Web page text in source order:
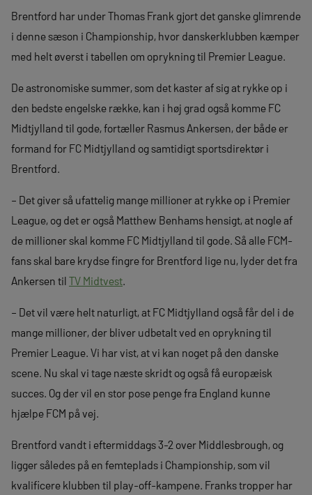
Brentford har under Thomas Frank gjort det ganske glimrende
i denne sæson i Championship, hvor danskerklubben kæmper
med helt øverst i tabellen om oprykning til Premier League.
De astronomiske summer, som det kaster af sig at rykke op i
den bedste engelske række, kan i høj grad også komme FC
Midtjylland til gode, fortæller Rasmus Ankersen, der både er
formand for FC Midtjylland og samtidigt sportsdirektør i
Brentford.
– Det giver så ufattelig mange millioner at rykke op i Premier
League, og det er også Matthew Benhams hensigt, at nogle af
de millioner skal komme FC Midtjylland til gode. Så alle FCM-
fans skal bare krydse fingre for Brentford lige nu, lyder det fra
Ankersen til TV Midtvest.
– Det vil være helt naturligt, at FC Midtjylland også får del i de
mange millioner, der bliver udbetalt ved en oprykning til
Premier League. Vi har vist, at vi kan noget på den danske
scene. Nu skal vi tage næste skridt og også få europæisk
succes. Og der vil en stor pose penge fra England kunne
hjælpe FCM på vej.
Brentford vandt i eftermiddags 3-2 over Middlesbrough, og
ligger således på en femteplads i Championship, som vil
kvalificere klubben til play-off-kampene. Franks tropper har